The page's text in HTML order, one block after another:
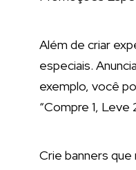
Além de criar
especiais.
exemplo, você
“Compre 1, Leve
Crie banners